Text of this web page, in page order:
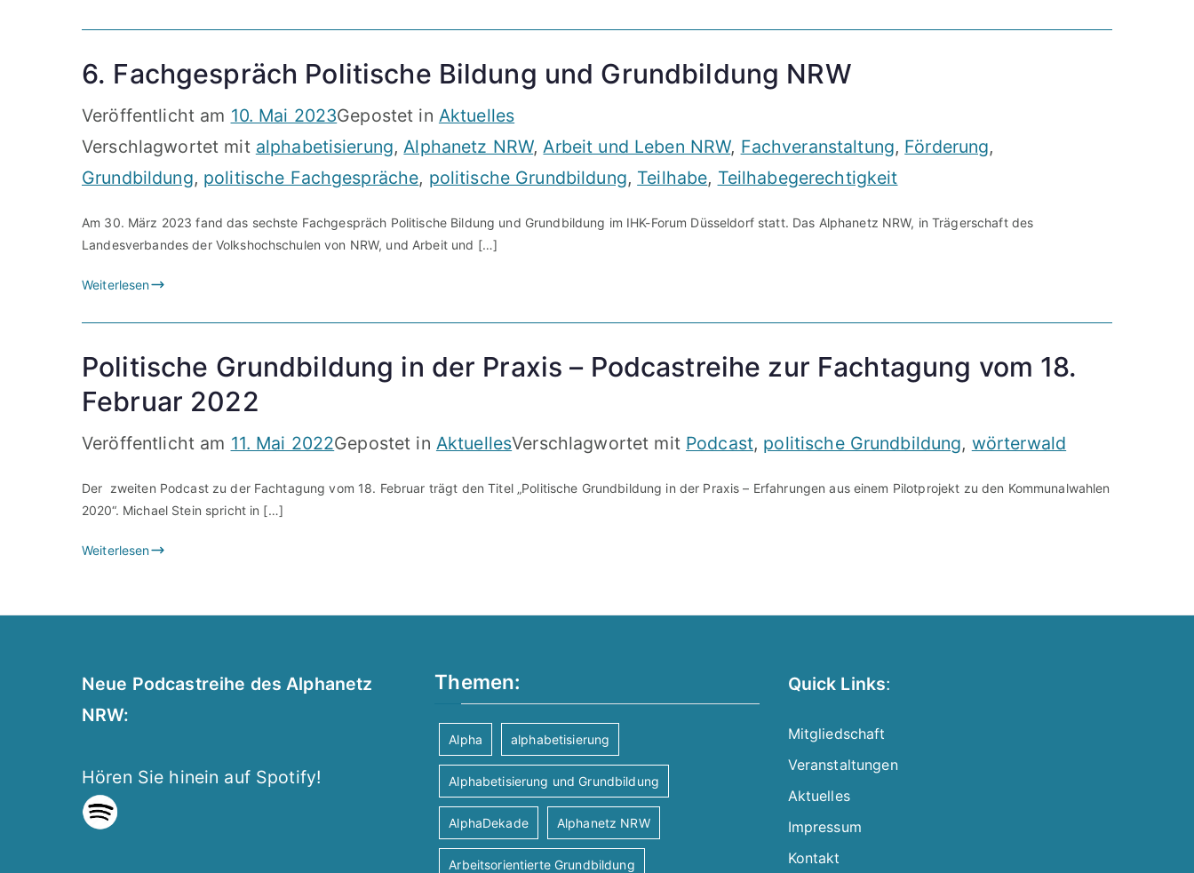
6. Fachgespräch Politische Bildung und Grundbildung NRW
Veröffentlicht am 10. Mai 2023Gepostet in Aktuelles
Verschlagwortet mit alphabetisierung,Alphanetz NRW,Arbeit und Leben NRW, Fachveranstaltung, Förderung,
Grundbildung, politische Fachgespräche, politische Grundbildung, Teilhabe, Teilhabegerechtigkeit
Am 30. März 2023 fand das sechste Fachgespräch Politische Bildung und Grundbildung im IHK-Forum Düsseldorf statt. Das Alphanetz NRW, in Trägerschaft des
Landesverbandes der Volkshochschulen von NRW, und Arbeit und […]
Weiterlesen
Politische Grundbildung in der Praxis – Podcastreihe zur Fachtagung vom 18.
Februar 2022
Veröffentlicht am 11. Mai 2022Gepostet in AktuellesVerschlagwortet mit Podcast, politische Grundbildung, wörterwald
Der zweiten Podcast zu der Fachtagung vom 18. Februar trägt den Titel „Politische Grundbildung in der Praxis – Erfahrungen aus einem Pilotprojekt zu den Kommunalwahlen
2020“. Michael Stein spricht in […]
Weiterlesen
Neue Podcastreihe des Alphanetz
NRW:
Hören Sie hinein auf Spotify!
Themen:
Alpha alphabetisierung
Alphabetisierung und Grundbildung
AlphaDekade Alphanetz NRW
Arbeitsorientierte Grundbildung
Quick Links:
Mitgliedschaft
Veranstaltungen
Aktuelles
Impressum
Kontakt